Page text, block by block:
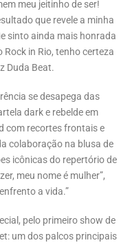
meu jeitinho de ser!
que revele a minha
sinto ainda mais honrada
in Rio, tenho certeza
Duda Beat.
se desapega das
dark e rebelde em
com recortes frontais e
colaboração na blusa de
icônicas do repertório de
meu nome é mulher”,
a vida.”
pelo primeiro show de
um dos palcos principais